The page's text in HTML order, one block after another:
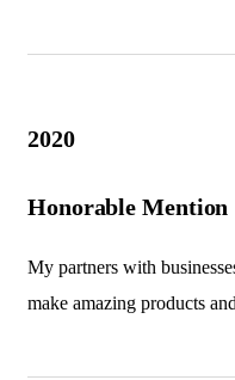
2020
Honorable Mention
My partners with
make amazing products